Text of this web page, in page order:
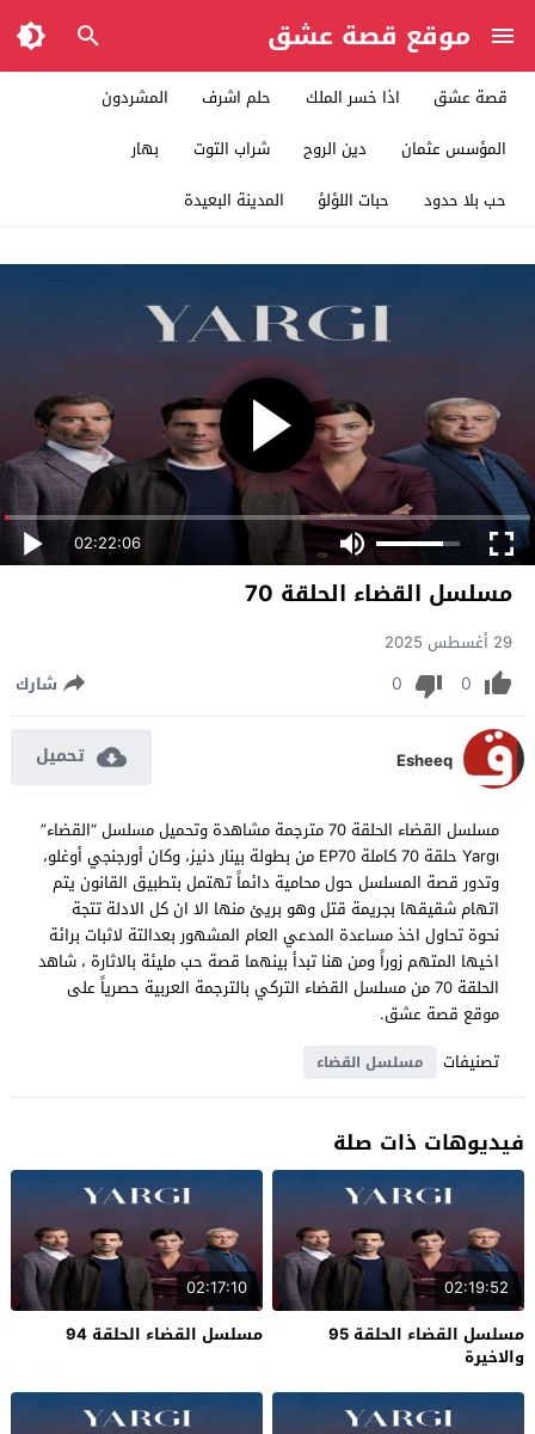
موقع قصة عشق
قصة عشق اذا خسر الملك حلم اشرف
المشردون
المؤسس عثمان
دين الروح شراب التوت
بهار
حب بلا حدود
حبات اللؤلؤ المدينة البعيدة
02:22:06
مسلسل القضاء الحلقة 70
29 أغسطس 2025
0
0 شارك
Esheeq تحميل
مسلسل القضاء الحلقة 70 مترجمة مشاهدة وتحميل مسلسل “القضاء”
Yargı حلقة 70 كاملة EP70 من بطولة بينار دنيز، وكان أورجنجي أوغلو،
وتدور قصة المسلسل حول محامية دائماً تهتمل بتطبيق القانون يتم
اتهام شقيقها بجريمة قتل وهو بريئ منها الا ان كل الادلة تتجة
نحوة تحاول اخذ مساعدة المدعي العام المشهور بعدالتة لاثبات برائة
اخيها المتهم زوراً ومن هنا تبدأ بينهما قصة حب مليئة بالاثارة ، شاهد
الحلقة 70 من مسلسل القضاء التركي بالترجمة العربية حصرياً على
موقع قصة عشق.
تصنيفات
مسلسل القضاء
فيديوهات ذات صلة
02:19:52
مسلسل القضاء الحلقة 95
والاخيرة
02:17:10
مسلسل القضاء الحلقة 94